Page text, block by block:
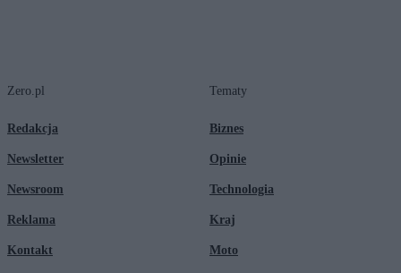
Zero.pl
Redakcja
Newsletter
Newsroom
Reklama
Kontakt
Tematy
Biznes
Opinie
Technologia
Kraj
Moto